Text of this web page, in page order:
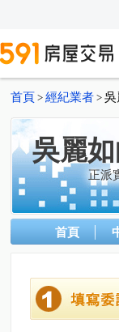
首頁 > 經紀業者 > 吳
吳麗
正派
首頁